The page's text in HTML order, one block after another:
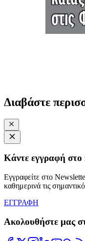
Διαβάστε
Κάντε εγγραφή
Εγγραφείτε στο
καθημερινά τις
ΕΓΓΡΑΦΗ
Ακολουθήστε μας